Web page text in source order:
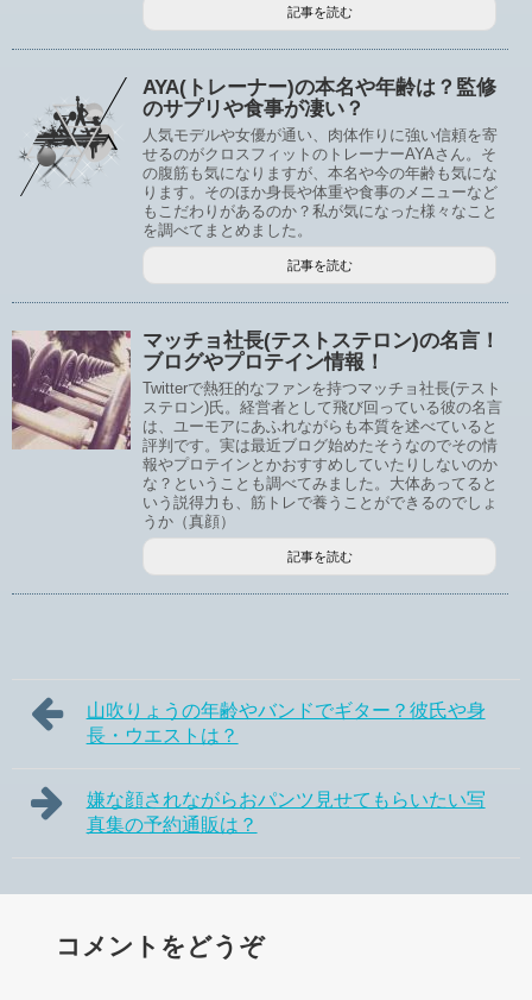
記事を読む
AYA(トレーナー)の本名や年齢は？監修
のサプリや食事が凄い？
人気モデルや女優が通い、肉体作りに強い信頼を寄
せるのがクロスフィットのトレーナーAYAさん。そ
の腹筋も気になりますが、本名や今の年齢も気にな
ります。そのほか身長や体重や食事のメニューなど
もこだわりがあるのか？私が気になった様々なこと
を調べてまとめました。
記事を読む
マッチョ社長(テストステロン)の名言！
ブログやプロテイン情報！
Twitterで熱狂的なファンを持つマッチョ社長(テスト
ステロン)氏。経営者として飛び回っている彼の名言
は、ユーモアにあふれながらも本質を述べていると
評判です。実は最近ブログ始めたそうなのでその情
報やプロテインとかおすすめしていたりしないのか
な？ということも調べてみました。大体あってると
いう説得力も、筋トレで養うことができるのでしょ
うか（真顔）
記事を読む
山吹りょうの年齢やバンドでギター？彼氏や身
長・ウエストは？
嫌な顔されながらおパンツ見せてもらいたい写
真集の予約通販は？
コメントをどうぞ